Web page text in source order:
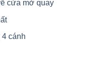
cửa mở quay
cánh